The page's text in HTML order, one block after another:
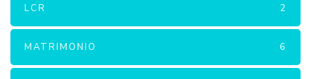
LCR 2
MATRIMONIO 6